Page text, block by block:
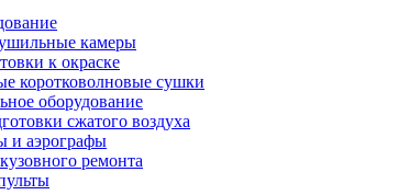
камеры
к окраске
коротковолновые сушки
оборудование
сжатого воздуха
и аэрографы
ремонта